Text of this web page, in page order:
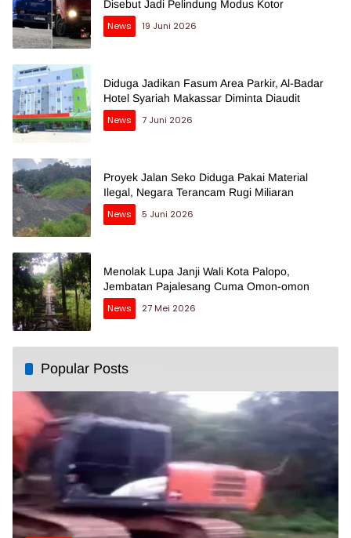
Disebut Jadi Pelindung Modus Kotor
News
19 Juni 2026
Diduga Jadikan Fasum Area Parkir, Al-Badar
Hotel Syariah Makassar Diminta Diaudit
News
7 Juni 2026
Proyek Jalan Seko Diduga Pakai Material
Ilegal, Negara Terancam Rugi Miliaran
News
5 Juni 2026
Menolak Lupa Janji Wali Kota Palopo,
Jembatan Pajalesang Cuma Omon-omon
News
27 Mei 2026
Popular Posts